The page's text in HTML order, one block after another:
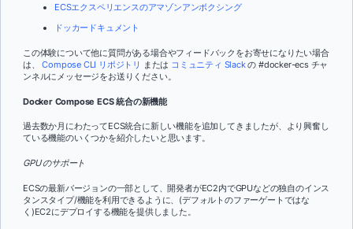
ECSエクスペリエンスのアマゾンアンボクシング
ドッカードキュメント
この体験について他に質問がある場合やフィードバックをお寄せになりたい場合
は、Compose CLI リポジトリ または コミュニティ Slackの #docker-ecs チャ
ンネルにメッセージをお送りください。
Docker Compose ECS 統合の新機能
過去数か月にわたってECS統合に新しい機能を追加してきましたが、より興奮し
ている機能のいくつかを紹介したいと思います。
GPU のサポート
ECSの最新バージョンの一部として、開発者がEC2内でGPUなどの独自のインス
タンスタイプ/機能を利用できるように、(デフォルトのファーゲートではな
く)EC2にデプロイする機能を提供しました。